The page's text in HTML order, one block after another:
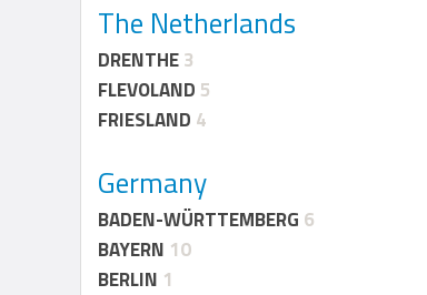
The Netherlands
DRENTHE3
FLEVOLAND 5
FRIESLAND 4
Germany
BADEN-WÜRTTEMBERG 6
BAYERN 10
BERLIN 1